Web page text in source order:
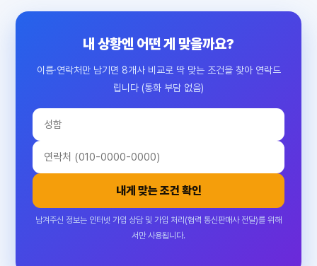
내 상황엔 어떤 게 맞을까요?
이름·연락처만 남기면 8개사 비교로 딱 맞는 조건을 찾아 연락드
립니다 (통화 부담 없음)
내게 맞는 조건 확인
남겨주신 정보는 인터넷 가입 상담 및 가입 처리(협력 통신판매사 전달)를 위해
서만 사용됩니다.